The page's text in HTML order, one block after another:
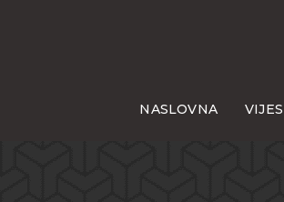
NASLOVNA